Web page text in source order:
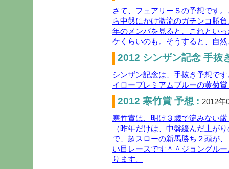
さて、フェアリーＳの予想です
ら中盤にかけ激流のガチンコ勝
年のメンバを見ると、これとい
ケくらいのも。そうすると、自
2012 シンザン記念 手抜
シンザン記念は、手抜き予想で
イロープレミアムブルーの黄菊
2012 寒竹賞 予想 : 2012年
寒竹賞は、明け３歳で淀みない
（昨年だけは、中盤緩んだ上が
で、超スローの新馬勝ち２頭が
い目レースです＾＾ジョングル
ります。